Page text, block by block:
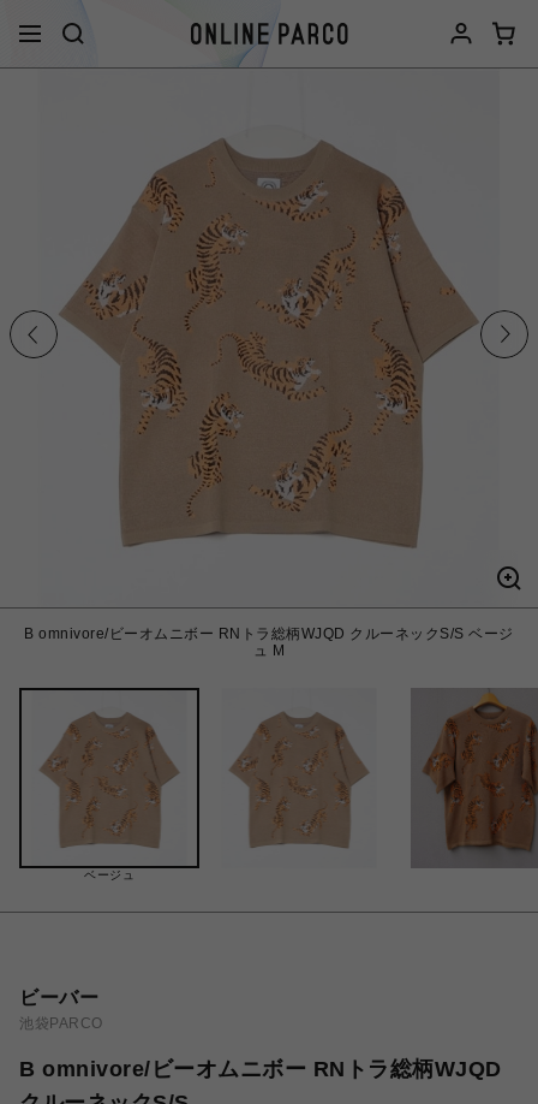
B omnivore/ビーオムニボー RNトラ総柄WJQD クルーネックS/S ベージ
ュ M
ベージュ
ビーバー
池袋PARCO
B omnivore/ビーオムニボー RNトラ総柄WJQD